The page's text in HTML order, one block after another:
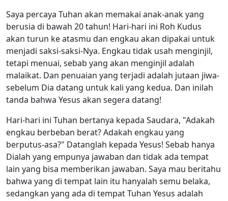
Saya percaya Tuhan akan memakai anak-anak yang
berusia di bawah 20 tahun! Hari-hari ini Roh Kudus
akan turun ke atasmu dan engkau akan dipakai untuk
menjadi saksi-saksi-Nya. Engkau tidak usah menginjil,
tetapi menuai, sebab yang akan menginjil adalah
malaikat. Dan penuaian yang terjadi adalah jutaan jiwa-
sebelum Dia datang untuk kali yang kedua. Dan inilah
tanda bahwa Yesus akan segera datang!
Hari-hari ini Tuhan bertanya kepada Saudara, "Adakah
engkau berbeban berat? Adakah engkau yang
berputus-asa?" Datanglah kepada Yesus! Sebab hanya
Dialah yang empunya jawaban dan tidak ada tempat
lain yang bisa memberikan jawaban. Saya mau beritahu
bahwa yang di tempat lain itu hanyalah semu belaka,
sedangkan yang ada di tempat Tuhan Yesus adalah